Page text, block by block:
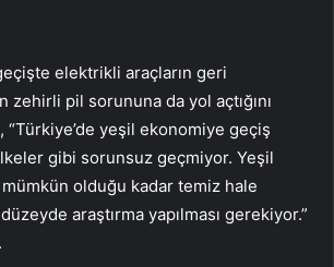
elektrikli araçların geri
pil sorununa da yol açtığını
“Türkiye’de yeşil ekonomiye geçiş
gibi sorunsuz geçmiyor. Yeşil
olduğu kadar temiz hale
araştırma yapılması gerekiyor.”